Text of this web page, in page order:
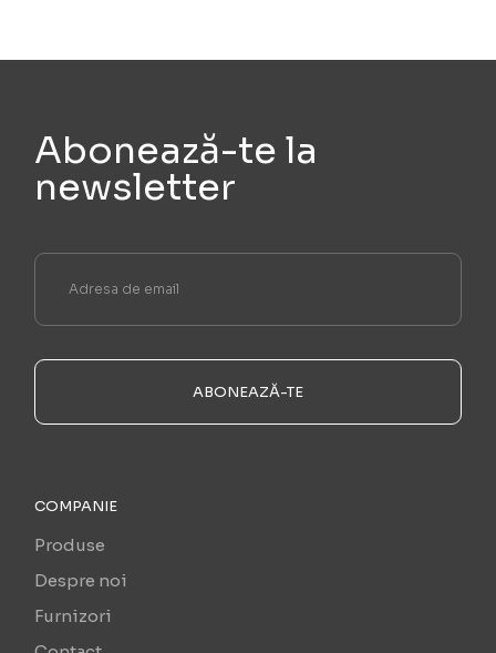
Abonează-te la
newsletter
ABONEAZĂ-TE
COMPANIE
Produse
Despre noi
Furnizori